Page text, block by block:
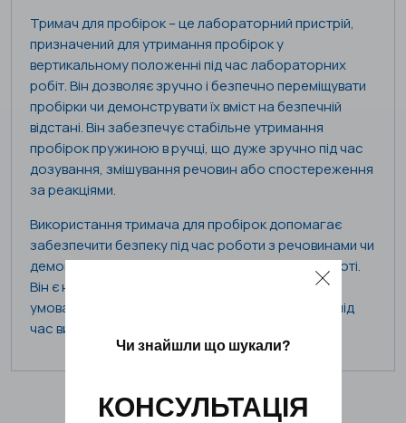
Тримач для пробірок – це лабораторний пристрій,
призначений для утримання пробірок у
вертикальному положенні під час лабораторних
робіт. Він дозволяє зручно і безпечно переміщувати
пробірки чи демонструвати їх вміст на безпечній
відстані. Він забезпечує стабільне утримання
пробірок пружиною в ручці, що дуже зручно під час
дозування, змішування речовин або спостереження
за реакціями.
Використання тримача для пробірок допомагає
забезпечити безпеку під час роботи з речовинами чи
демонстраційними об’єктами та зручність в роботі.
Він є незамінним інструментом у лабораторних
умовах для маніпулячцій й організації пробірок під
час виконання дослідів і аналізу.
Чи знайшли що шукали?
КОНСУЛЬТАЦІЯ